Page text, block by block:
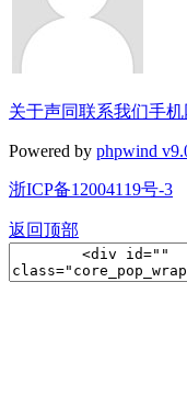
关于声同联系我们手机
Powered by phpwind
浙ICP备12004119号-3
返回顶部